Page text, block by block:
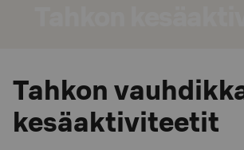
Tahkon
kesäaktiviteetit